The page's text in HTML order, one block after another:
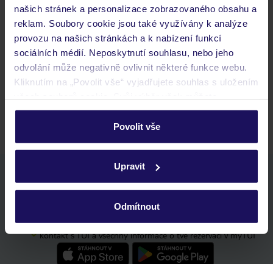
našich stránek a personalizace zobrazovaného obsahu a
reklam. Soubory cookie jsou také využívány k analýze
provozu na našich stránkách a k nabízení funkcí
sociálních médií. Neposkytnutí souhlasu, nebo jeho
odvolání může negativně ovlivnit některé funkce webu.
Kliknutím na „Povolit vše“ vyjadřujete souhlas s uložením
personalizovat v sekci „Personalizace“.
Podrobné informace o souborech cookie naleznete v
ochrany osobních údajů.
Povolit vše
Upravit
Odmítnout
Často kladené otázky
Jaké doklady jsou potřebné při cestování?
Budeme ubytováni ihned po příjezdu do hotelu?
Kam jít po přistání a vyzvednutí zavazadel?
Stáhněte si bezplatnou aplikaci TUI
rychlé vyhledávání a prohlížení nabídek
seznam oblíbených nabídek a možnost jejich sdílení
historie vyhledávání a naposledy zobrazené nabídky
kontakt s TUI a všechny informace o tvé rezervaci v myTUI